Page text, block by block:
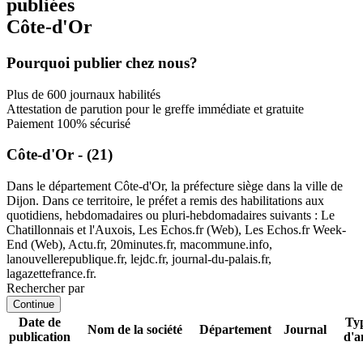
publiées
Côte-d'Or
Pourquoi publier chez nous?
Plus de 600 journaux habilités
Attestation de parution pour le greffe immédiate et gratuite
Paiement 100% sécurisé
Côte-d'Or - (21)
Dans le département Côte-d'Or, la préfecture siège dans la ville de
Dijon. Dans ce territoire, le préfet a remis des habilitations aux
quotidiens, hebdomadaires ou pluri-hebdomadaires suivants : Le
Chatillonnais et l'Auxois, Les Echos.fr (Web), Les Echos.fr Week-
End (Web), Actu.fr, 20minutes.fr, macommune.info,
lanouvellerepublique.fr, lejdc.fr, journal-du-palais.fr,
lagazettefrance.fr.
Rechercher par
Continue
Date de
publication
Nom de la société Département Journal